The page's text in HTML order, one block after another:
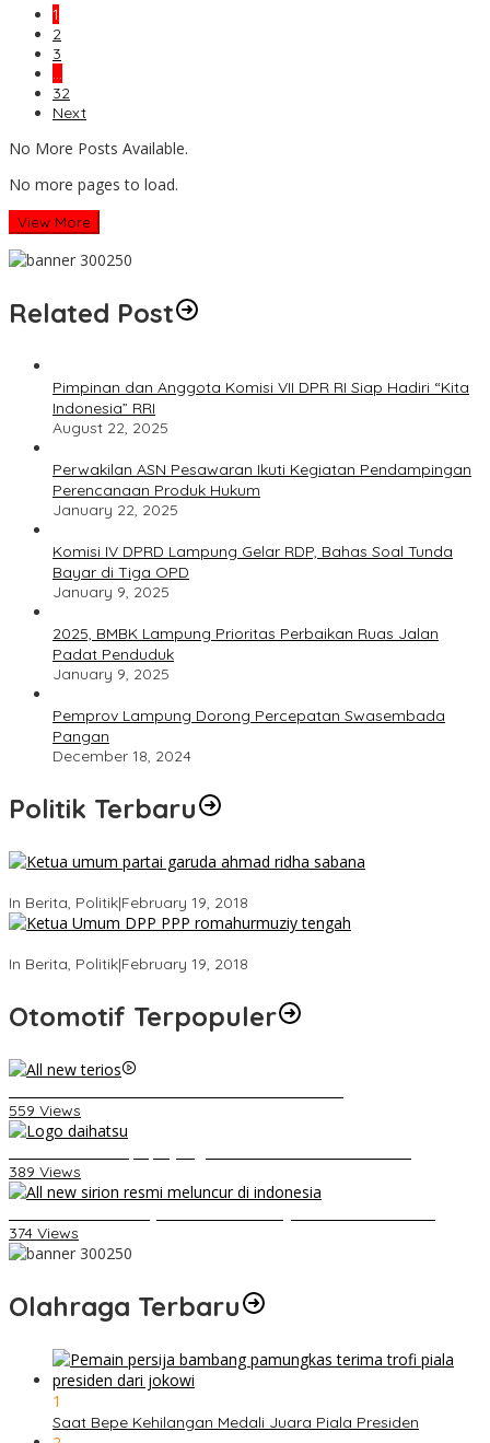
1
2
3
…
32
Next
No More Posts Available.
No more pages to load.
View More
Related Post
Pimpinan dan Anggota Komisi VII DPR RI Siap Hadiri “Kita
Indonesia” RRI
August 22, 2025
Perwakilan ASN Pesawaran Ikuti Kegiatan Pendampingan
Perencanaan Produk Hukum
January 22, 2025
Komisi IV DPRD Lampung Gelar RDP, Bahas Soal Tunda
Bayar di Tiga OPD
January 9, 2025
2025, BMBK Lampung Prioritas Perbaikan Ruas Jalan
Padat Penduduk
January 9, 2025
Pemprov Lampung Dorong Percepatan Swasembada
Pangan
December 18, 2024
Politik Terbaru
In Berita, Politik|February 19, 2018
In Berita, Politik|February 19, 2018
Otomotif Terpopuler
559 Views
389 Views
374 Views
Olahraga Terbaru
1
Saat Bepe Kehilangan Medali Juara Piala Presiden